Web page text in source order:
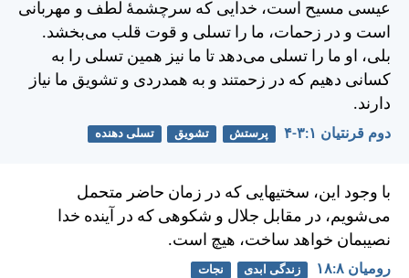
عيسی مسيح است، خدايی كه سرچشمهٔ لطف و مهربانی
است و در زحمات، ما را تسلی و قوت قلب می‌بخشد.
بلی، او ما را تسلی می‌دهد تا ما نيز همين تسلی را به
كسانی دهيم كه در زحمتند و به همدردی و تشويق ما نياز
دارند.
دوم قرنتیان ۱:‏۳-‏۴ پرستش تشویق تسلی دهنده
با وجود اين، سختیهايی كه در زمان حاضر متحمل
می‌شويم، در مقابل جلال و شكوهی كه در آينده خدا
نصيبمان خواهد ساخت، هيچ است.
رومیان ۸:‏۱۸ زندگی ابدی نجات